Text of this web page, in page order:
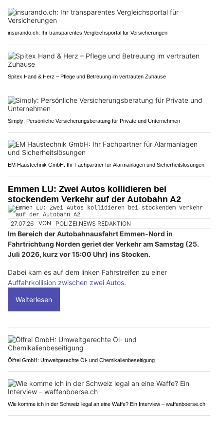
insurando.ch: Ihr transparentes Vergleichsportal für Versicherungen
Spitex Hand & Herz – Pflege und Betreuung im vertrauten Zuhause
Simply: Persönliche Versicherungsberatung für Private und Unternehmen
EM Haustechnik GmbH: Ihr Fachpartner für Alarmanlagen und Sicherheitslösungen
Emmen LU: Zwei Autos kollidieren bei
stockendem Verkehr auf der Autobahn A2
27.07.26 VON POLIZEI.NEWS REDAKTION
Im Bereich der Autobahnausfahrt Emmen-Nord in
Fahrtrichtung Norden geriet der Verkehr am Samstag (25.
Juli 2026, kurz vor 15:00 Uhr) ins Stocken.
Dabei kam es auf dem linken Fahrstreifen zu einer
Auffahrkollision zwischen zwei Autos.
Weiterlesen
Ölfrei GmbH: Umweltgerechte Öl- und Chemikalienbeseitigung
Wie komme ich in der Schweiz legal an eine Waffe? Ein Interview – waffenboerse.ch